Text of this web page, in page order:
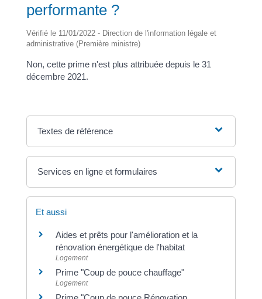
performante ?
Vérifié le 11/01/2022 - Direction de l'information légale et
administrative (Première ministre)
Non, cette prime n'est plus attribuée depuis le 31
décembre 2021.
Textes de référence
Services en ligne et formulaires
Et aussi
Aides et prêts pour l'amélioration et la
rénovation énergétique de l'habitat
Logement
Prime "Coup de pouce chauffage"
Logement